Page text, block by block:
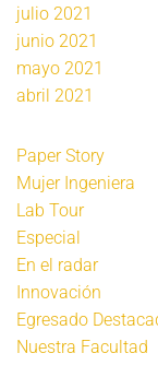
julio 2021
junio 2021
mayo 2021
abril 2021
Paper Story
Mujer Ingeniera
Lab Tour
Especial
En el radar
Innovación
Egresado
Nuestra Facultad